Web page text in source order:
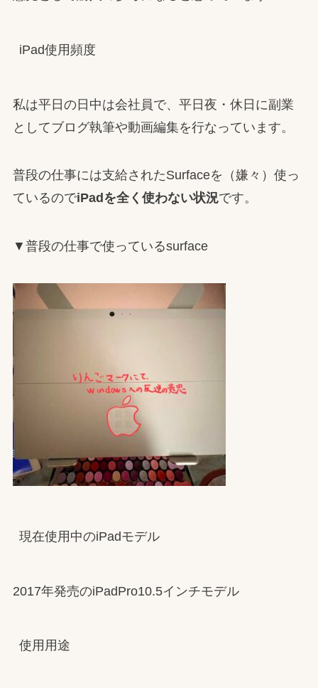
iPad使用頻度
私は平日の日中は会社員で、平日夜・休日に副業
としてブログ執筆や動画編集を行なっています。
普段の仕事には支給されたSurfaceを（嫌々）使っ
ているのでiPadを全く使わない状況です。
▼普段の仕事で使っているsurface
現在使用中のiPadモデル
2017年発売のiPadPro10.5インチモデル
使用用途